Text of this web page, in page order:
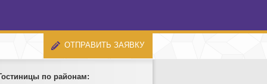
ОТПРАВИТЬ ЗАЯВКУ
по районам: